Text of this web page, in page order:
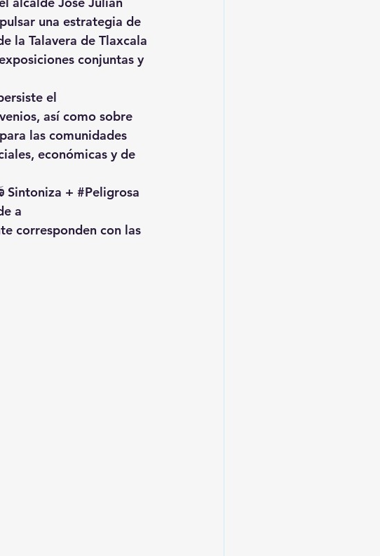
una estrategia de
la Talavera de Tlaxcala
conjuntas y
el
, así como sobre
las comunidades
económicas y de
Sintoniza + #Peligrosa
a
corresponden con las